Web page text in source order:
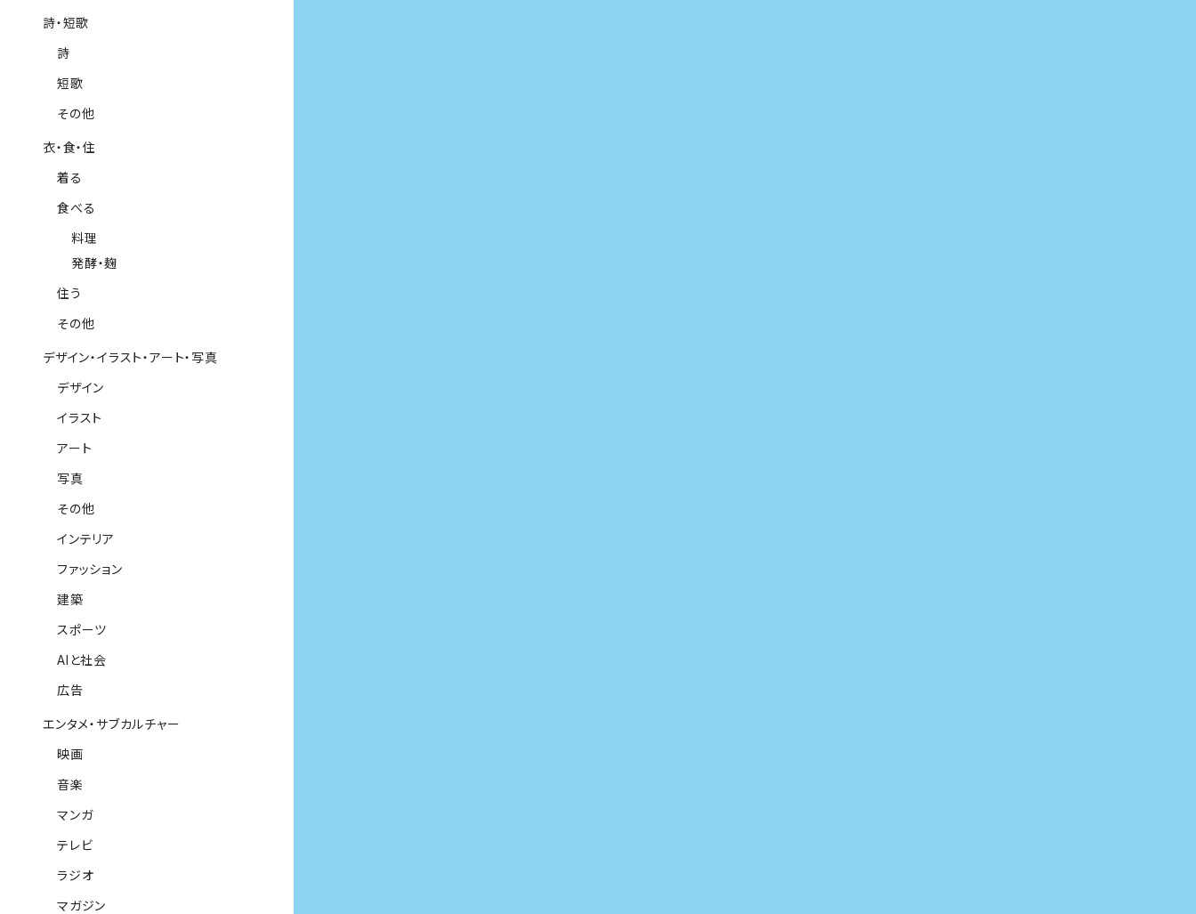
詩・短歌
詩
短歌
その他
衣・食・住
着る
食べる
料理
発酵・麹
住う
その他
デザイン・イラスト・アート・写真
デザイン
イラスト
アート
写真
その他
インテリア
ファッション
建築
スポーツ
AIと社会
広告
エンタメ・サブカルチャー
映画
音楽
マンガ
テレビ
ラジオ
マガジン